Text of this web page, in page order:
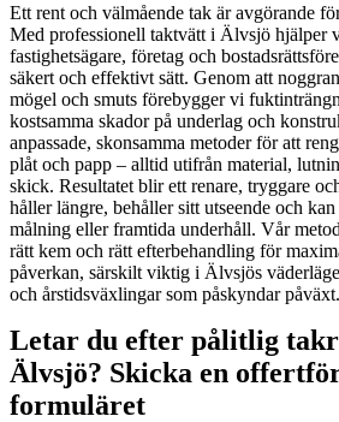
Ett rent och välmående tak är avgörande
Med professionell taktvätt i Älvsjö hjälper
fastighetsägare, företag och
säkert och effektivt sätt. Genom att
mögel och smuts förebygger vi
kostsamma skador på underlag och
anpassade, skonsamma metoder för att
plåt och papp – alltid utifrån material,
skick. Resultatet blir ett renare, tryggare
håller längre, behåller sitt utseende och
målning eller framtida underhåll. Vår
rätt kem och rätt efterbehandling för
påverkan, särskilt viktig i Älvsjös
och årstidsväxlingar som påskyndar påväxt.
Letar du efter pålitlig
Älvsjö? Skicka en
formuläret